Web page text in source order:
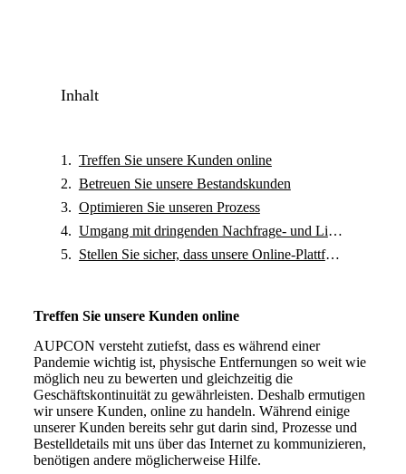
Inhalt
Treffen Sie unsere Kunden online
Betreuen Sie unsere Bestandskunden
Optimieren Sie unseren Prozess
Umgang mit dringenden Nachfrage- und Lieferkettenunterbrechungen
Stellen Sie sicher, dass unsere Online-Plattform die Bedürfnisse von B2B-Kunden erfüllt
Treffen Sie unsere Kunden online
AUPCON versteht zutiefst, dass es während einer
Pandemie wichtig ist, physische Entfernungen so weit wie
möglich neu zu bewerten und gleichzeitig die
Geschäftskontinuität zu gewährleisten. Deshalb ermutigen
wir unsere Kunden, online zu handeln. Während einige
unserer Kunden bereits sehr gut darin sind, Prozesse und
Bestelldetails mit uns über das Internet zu kommunizieren,
benötigen andere möglicherweise Hilfe.